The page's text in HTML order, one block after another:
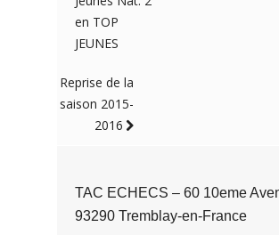
en TOP
JEUNES
Reprise de la
saison 2015-
2016
TAC ECHECS – 60 10eme
93290 Tremblay-en-France